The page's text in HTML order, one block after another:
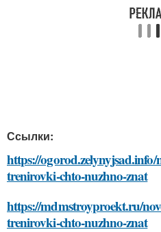
Ссылки:
https://ogorod.zelynyjsad.info/
trenirovki-chto-nuzhno-znat
https://mdmstroyproekt.ru/
trenirovki-chto-nuzhno-znat